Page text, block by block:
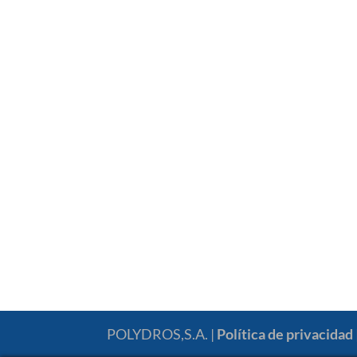
POLYDROS,S.A. | Política de privacidad